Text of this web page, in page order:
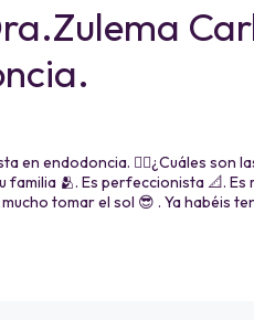
en endodoncia. 👉🏽¿Cuáles son
🫂. Es perfeccionista 📐. Es
tomar el sol 😎 . Ya habéis